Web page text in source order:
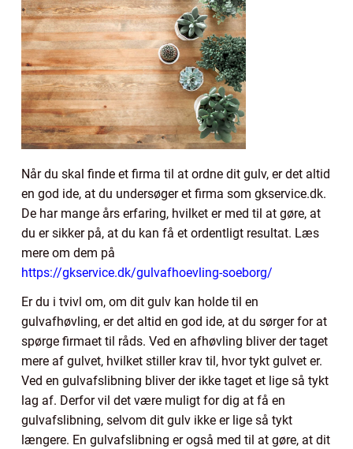
Når du skal finde et firma til at ordne dit gulv, er det altid
en god ide, at du undersøger et firma som gkservice.dk.
De har mange års erfaring, hvilket er med til at gøre, at
du er sikker på, at du kan få et ordentligt resultat. Læs
mere om dem på
https://gkservice.dk/gulvafhoevling-soeborg/
Er du i tvivl om, om dit gulv kan holde til en
gulvafhøvling, er det altid en god ide, at du sørger for at
spørge firmaet til råds. Ved en afhøvling bliver der taget
mere af gulvet, hvilket stiller krav til, hvor tykt gulvet er.
Ved en gulvafslibning bliver der ikke taget et lige så tykt
lag af. Derfor vil det være muligt for dig at få en
gulvafslibning, selvom dit gulv ikke er lige så tykt
længere. En gulvafslibning er også med til at gøre, at dit